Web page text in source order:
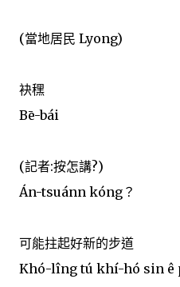
(當地居民 Lyong)
袂䆀
Bē-bái
(記者:按怎講?)
Án-tsuánn kóng？
可能拄起好新的步道
Khó-lîng tú khí-hó sin ê